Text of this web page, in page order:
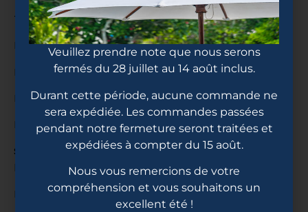
Thermoformé
Poignée en mousse moulée
Bords remplis de mousse
Matériau de base : nid d’abeille en polymère
Épaisseur du noyau : 16 mm / 5/8″
Surface de la raquette : face en fibre de carbone
brute Toray T700
Poids moyen : ≈ 8,3 onces
Veuillez prendre note que nous serons
fermés du 28 juillet au 14 août inclus.
Durant cette période, aucune commande ne
sera expédiée. Les commandes passées
pendant notre fermeture seront traitées et
expédiées à compter du 15 août.
Nous vous remercions de votre
compréhension et vous souhaitons un
excellent été !